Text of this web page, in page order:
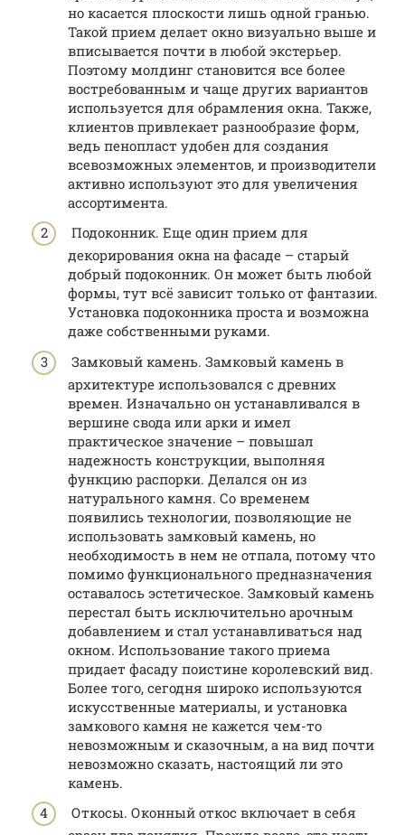
но касается плоскости лишь одной гранью.
Такой прием делает окно визуально выше и
вписывается почти в любой экстерьер.
Поэтому молдинг становится все более
востребованным и чаще других вариантов
используется для обрамления окна. Также,
клиентов привлекает разнообразие форм,
ведь пенопласт удобен для создания
всевозможных элементов, и производители
активно используют это для увеличения
ассортимента.
Подоконник. Еще один прием для
декорирования окна на фасаде – старый
добрый подоконник. Он может быть любой
формы, тут всё зависит только от фантазии.
Установка подоконника проста и возможна
даже собственными руками.
Замковый камень. Замковый камень в
архитектуре использовался с древних
времен. Изначально он устанавливался в
вершине свода или арки и имел
практическое значение – повышал
надежность конструкции, выполняя
функцию распорки. Делался он из
натурального камня. Со временем
появились технологии, позволяющие не
использовать замковый камень, но
необходимость в нем не отпала, потому что
помимо функционального предназначения
оставалось эстетическое. Замковый камень
перестал быть исключительно арочным
добавлением и стал устанавливаться над
окном. Использование такого приема
придает фасаду поистине королевский вид.
Более того, сегодня широко используются
искусственные материалы, и установка
замкового камня не кажется чем-то
невозможным и сказочным, а на вид почти
невозможно сказать, настоящий ли это
камень.
Откосы. Оконный откос включает в себя